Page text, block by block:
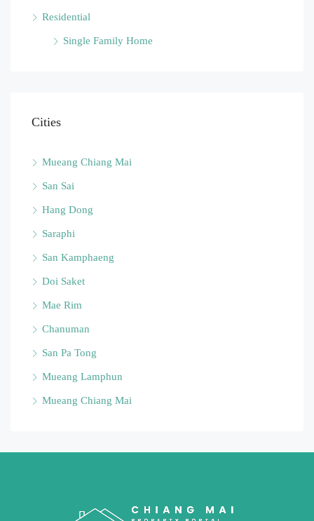
Residential
Single Family Home
Cities
Mueang Chiang Mai
San Sai
Hang Dong
Saraphi
San Kamphaeng
Doi Saket
Mae Rim
Chanuman
San Pa Tong
Mueang Lamphun
Mueang Chiang Mai